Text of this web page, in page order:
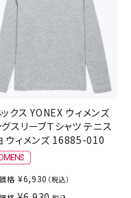
クス YONEX ウィメンズ
スリーブＴシャツ テニス
ウィメンズ 16885-010
格 ¥6,930 （税込）